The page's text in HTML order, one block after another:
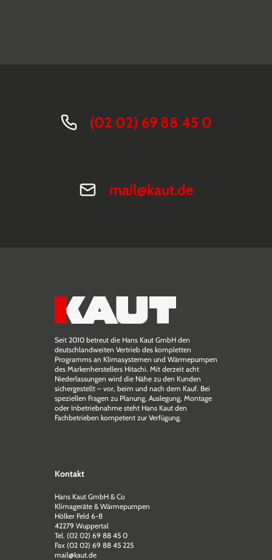
(02 02) 69 88 45 0
mail@kaut.de
Seit 2010 betreut die Hans Kaut GmbH den
deutschlandweiten Vertrieb des kompletten
Programms an Klimasystemen und Wärmepumpen
des Markenherstellers Hitachi. Mit derzeit acht
Niederlassungen wird die Nähe zu den Kunden
sichergestellt – vor, beim und nach dem Kauf. Bei
speziellen Fragen zu Planung, Auslegung, Montage
oder Inbetriebnahme steht Hans Kaut den
Fachbetrieben kompetent zur Verfügung.
Kontakt
Hans Kaut GmbH & Co
Klimageräte & Wärmepumpen
Hölker Feld 6-8
42279 Wuppertal
Tel. (02 02) 69 88 45 0
Fax (02 02) 69 88 45 225
mail@kaut.de